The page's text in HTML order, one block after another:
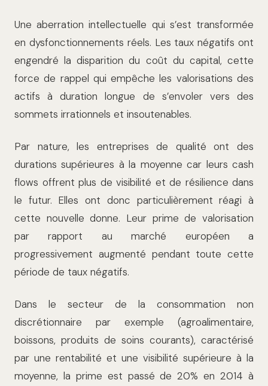
Une aberration intellectuelle qui s’est transformée
en dysfonctionnements réels. Les taux négatifs ont
engendré la disparition du coût du capital, cette
force de rappel qui empêche les valorisations des
actifs à duration longue de s’envoler vers des
sommets irrationnels et insoutenables.
Par nature, les entreprises de qualité ont des
durations supérieures à la moyenne car leurs cash
flows offrent plus de visibilité et de résilience dans
le futur. Elles ont donc particulièrement réagi à
cette nouvelle donne. Leur prime de valorisation
par rapport au marché européen a
progressivement augmenté pendant toute cette
période de taux négatifs.
Dans le secteur de la consommation non
discrétionnaire par exemple (agroalimentaire,
boissons, produits de soins courants), caractérisé
par une rentabilité et une visibilité supérieure à la
moyenne, la prime est passé de 20% en 2014 à